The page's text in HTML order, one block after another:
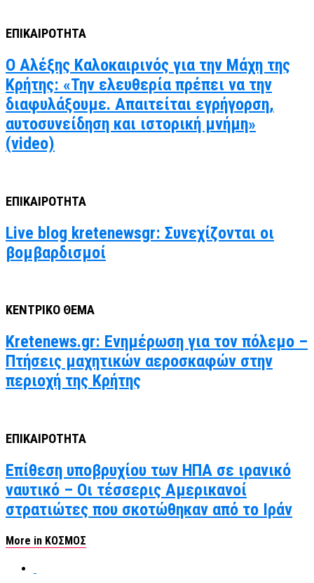
ΕΠΙΚΑΙΡΟΤΗΤΑ
Ο Αλέξης Καλοκαιρινός για την Μάχη της
Κρήτης: «Την ελευθερία πρέπει να την
διαφυλάξουμε. Απαιτείται εγρήγορση,
αυτοσυνείδηση και ιστορική μνήμη»
(video)
ΕΠΙΚΑΙΡΟΤΗΤΑ
Live blog kretenewsgr: Συνεχίζονται οι
βομβαρδισμοί
ΚΕΝΤΡΙΚΟ ΘΕΜΑ
Kretenews.gr: Ενημέρωση για τον πόλεμο –
Πτήσεις μαχητικών αεροσκαφών στην
περιοχή της Κρήτης
ΕΠΙΚΑΙΡΟΤΗΤΑ
Επίθεση υποβρυχίου των ΗΠΑ σε ιρανικό
ναυτικό – Οι τέσσερις Αμερικανοί
στρατιώτες που σκοτώθηκαν από το Ιράν
More in ΚΟΣΜΟΣ